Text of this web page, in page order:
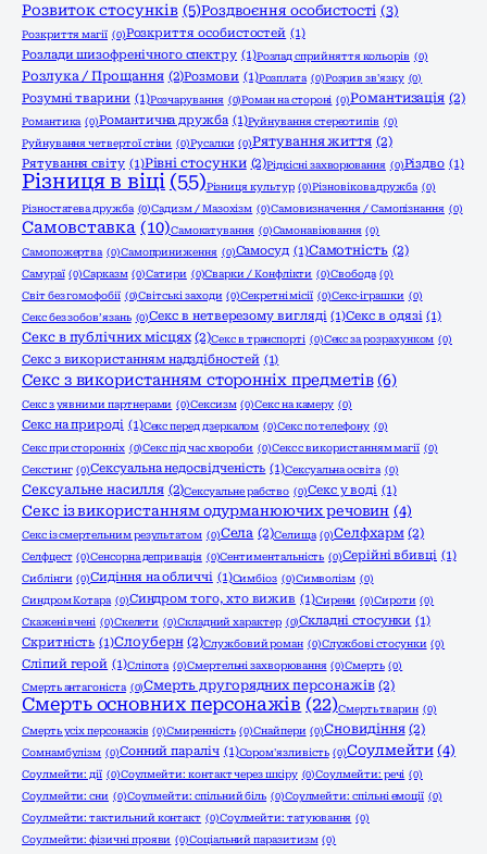
Розвиток стосунків (5)Роздвоєння особистості (3)
Розкриття магії (0)Розкриття особистостей (1)
Розлади шизофренічного спектру (1)Розлад сприйняття кольорів (0)
Розлука / Прощання (2)Розмови (1)Розплата (0)Розрив зв'язку (0)
Розумні тварини (1)Розчарування (0)Роман на стороні (0)Романтизація (2)
Романтика (0)Романтична дружба (1)Руйнування стереотипів (0)
Руйнування четвертої стіни (0)Русалки (0)Рятування життя (2)
Рятування світу (1)Рівні стосунки (2)Рідкісні захворювання (0)Різдво (1)
Різниця в віці (55)Різниця культур (0)Різновікова дружба (0)
Різностатева дружба (0)Садизм / Мазохізм (0)Самовизначення / Самопізнання (0)
Самовставка (10)Самокатування (0)Самонавіювання (0)
Самопожертва (0)Самоприниження (0)Самосуд (1)Самотність (2)
Самураї (0)Сарказм (0)Сатири (0)Сварки / Конфлікти (0)Свобода (0)
Світ без гомофобії (0)Світські заходи (0)Секретні місії (0)Секс-іграшки (0)
Секс без зобов’язань (0)Секс в нетверезому вигляді (1)Секс в одязі (1)
Секс в публічних місцях (2)Секс в транспорті (0)Секс за розрахунком (0)
Секс з використанням надздібностей (1)
Секс з використанням сторонніх предметів (6)
Секс з уявними партнерами (0)Сексизм (0)Секс на камеру (0)
Секс на природі (1)Секс перед дзеркалом (0)Секс по телефону (0)
Секс при сторонніх (0)Секс під час хвороби (0)Секс с використанням магії (0)
Секстинг (0)Сексуальна недосвідченість (1)Сексуальна освіта (0)
Сексуальне насилля (2)Сексуальне рабство (0)Секс у воді (1)
Секс із використанням одурманюючих речовин (4)
Секс із смертельним результатом (0)Села (2)Селища (0)Селфхарм (2)
Селфцест (0)Сенсорна депривація (0)Сентиментальність (0)Серійні вбивці (1)
Сиблінги (0)Сидіння на обличчі (1)Симбіоз (0)Символізм (0)
Синдром Котара (0)Синдром того, хто вижив (1)Сирени (0)Сироти (0)
Скажені вчені (0)Скелети (0)Складний характер (0)Складні стосунки (1)
Скритність (1)Слоуберн (2)Службовий роман (0)Службові стосунки (0)
Сліпий герой (1)Сліпота (0)Смертельні захворювання (0)Смерть (0)
Смерть антагоніста (0)Смерть другорядних персонажів (2)
Смерть основних персонажів (22)Смерть тварин (0)
Смерть усіх персонажів (0)Смиренність (0)Снайпери (0)Сновидіння (2)
Сомнамбулізм (0)Сонний параліч (1)Сором'язливість (0)Соулмейти (4)
Соулмейти: дії (0)Соулмейти: контакт через шкіру (0)Соулмейти: речі (0)
Соулмейти: сни (0)Соулмейти: спільний біль (0)Соулмейти: спільні емоції (0)
Соулмейти: тактильний контакт (0)Соулмейти: татуювання (0)
Соулмейти: фізичні прояви (0)Соціальний паразитизм (0)